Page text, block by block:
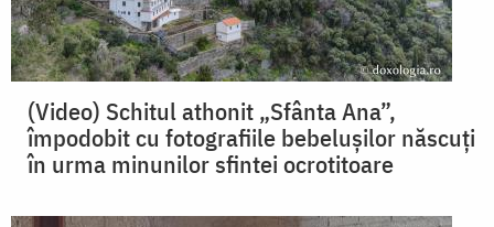
(Video) Schitul athonit „Sfânta Ana”,
împodobit cu fotografiile bebelușilor născuți
în urma minunilor sfintei ocrotitoare